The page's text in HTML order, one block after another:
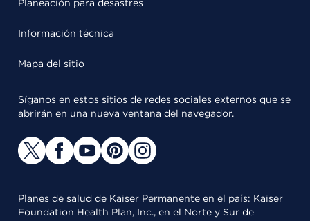
Planeación para desastres
Información técnica
Mapa del sitio
Síganos en estos sitios de redes sociales externos que se
abrirán en una nueva ventana del navegador.
Planes de salud de Kaiser Permanente en el país: Kaiser
Foundation Health Plan, Inc., en el Norte y Sur de